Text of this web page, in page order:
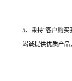
5、秉持“客户购买
竭诚提供优质产品